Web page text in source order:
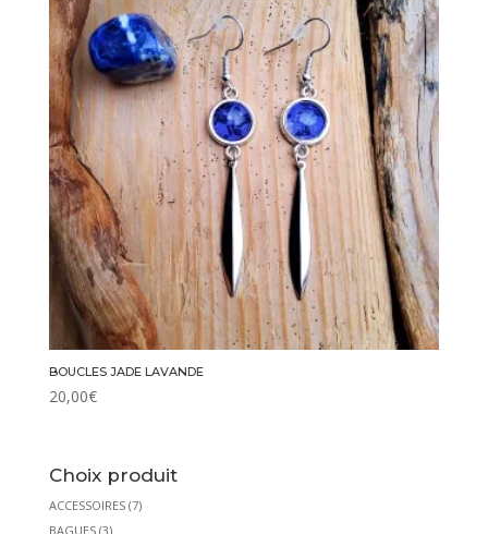
BOUCLES JADE LAVANDE
20,00€
Choix produit
ACCESSOIRES (7)
BAGUES (3)